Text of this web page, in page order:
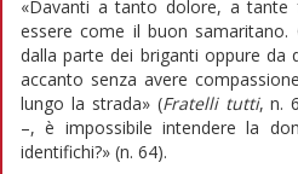
«Davanti a tanto dolore, a tante
essere come il buon
dalla parte dei briganti oppure da
accanto senza avere
lungo la strada» (Fratelli tutti, n.
–, è impossibile intendere la
identifichi?» (n. 64).